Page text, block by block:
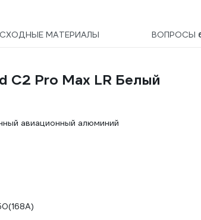
МАТЕРИАЛЫ ВОПРОСЫ
C2 Pro Max LR Белый
авиационный алюминий